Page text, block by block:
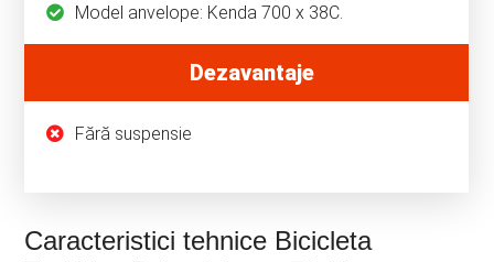
Model anvelope: Kenda 700 x 38C.
Dezavantaje
Fără suspensie
Caracteristici tehnice Bicicleta